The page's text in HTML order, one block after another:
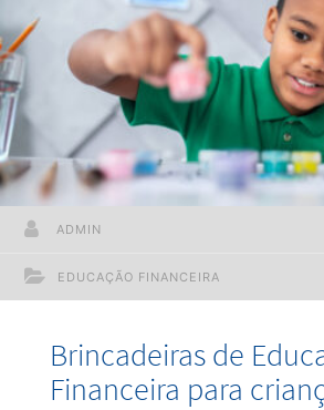
nisso, elaboramos algumas
adotadas para estreitar essa relação,
atividades que promovam o
EDUCAÇÃO FINANCEIRA
ADMIN
Brincadeiras de
Financeira para